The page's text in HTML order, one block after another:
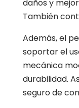
daños y
También
Además, el
soportar el
mecánica
durabilidad.
seguro de